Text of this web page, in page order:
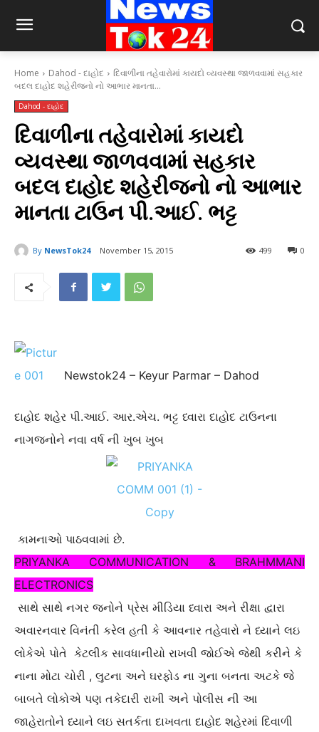
Home Dahod - દાહોદ
દિવાળીના તહેવારોમાં કાયદો વ્યવસ્થા જાળવવામાં સહકાર
બદલ દાહોદ શહેરીજનો નો આભાર માનતા...
Dahod - દાહોદ
દિવાળીના તહેવારોમાં કાયદો
વ્યવસ્થા જાળવવામાં સહકાર
બદલ દાહોદ શહેરીજનો નો આભાર
માનતા ટાઉન પી.આઈ. ભટ્ટ
By NewsTok24 November 15, 2015 0
499
Newstok24 – Keyur Parmar – Dahod
દાહોદ શહેર પી.આઈ. આર.એચ. ભટ્ટ ધ્વારા દાહોદ ટાઉનના
નાગજનોને નવા વર્ષ ની ખુબ ખુબ
કામનાઓ પાઠવવામાં છે.
PRIYANKA COMMUNICATION & BRAHMMANI
ELECTRONICS
સાથે સાથે નગર જનોને પ્રેસ મીડિયા ધ્વારા અને રીક્ષા દ્વારા
અવારનવાર વિનંતી કરેલ હતી કે આવનાર તહેવારો ને ધ્યાને લઇ
લોકેએ પોતે કેટલીક સાવધાનીયો રાખવી જોઈએ જેથી કરીને કે
નાના મોટા ચોરી , લુટના અને ઘરફોડ ના ગુના બનતા અટકે જે
બાબતે લોકોએ પણ તકેદારી રાખી અને પોલીસ ની આ
જાહેરાતોને ધ્યાને લઇ સતર્કતા દાખવતા દાહોદ શહેરમાં દિવાળી